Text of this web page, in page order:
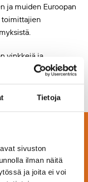
Tietoja
sivuston
ilman näitä
ja joita ei voi
ja muiden Euroopan
toimittajien
vinkkejä ja
neuvoja. Opasta